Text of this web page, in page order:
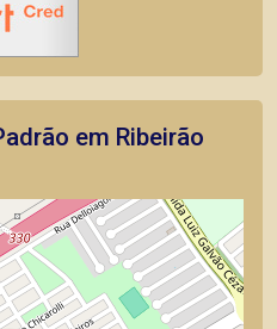
em Ribeirão